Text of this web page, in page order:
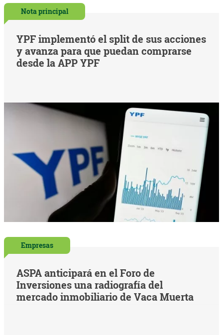
Nota principal
YPF implementó el split de sus acciones
y avanza para que puedan comprarse
desde la APP YPF
Empresas
ASPA anticipará en el Foro de
Inversiones una radiografía del
mercado inmobiliario de Vaca Muerta